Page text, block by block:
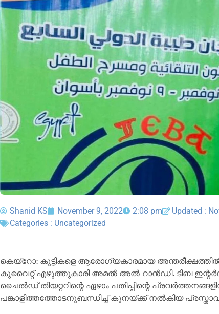
Shanid KS November 9, 2022 2:08 pm Updated :
Categories : Uncategorized
കെയ്‌റോ: കുട്ടികളെ ആരോഗ്യകാരമായ
കുവൈറ്റ് എഴുത്തുകാരി അമൽ അൽ-റാൻഡി. ടിബ
ചൈൽഡ് തിയറ്ററിന്റെ ഏഴാം പതിപ്പിന്റെ
പങ്കാളിത്തത്തോടനുബന്ധിച്ച് കുനയ്ക്ക് നൽകിയ